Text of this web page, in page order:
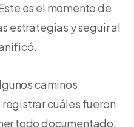
es el momento de
estrategias y seguir al
caminos
cuáles fueron
todo documentado.